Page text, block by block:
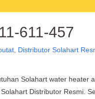
611-457
Distributor Solahart
Solahart water heater
Distributor Resmi.